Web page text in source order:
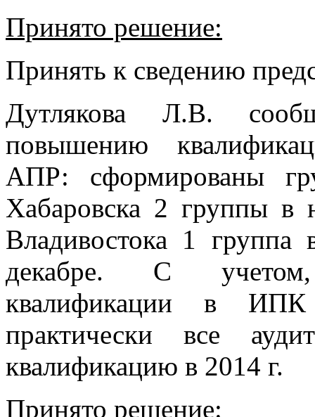
Принято решение:
Принять к сведению
Дутлякова Л.В.
повышению
АПР: сформированы
Хабаровска 2 группы в
Владивостока 1
декабре. С
квалификации в
практически все
квалификацию в 2014 г.
Принято решение: